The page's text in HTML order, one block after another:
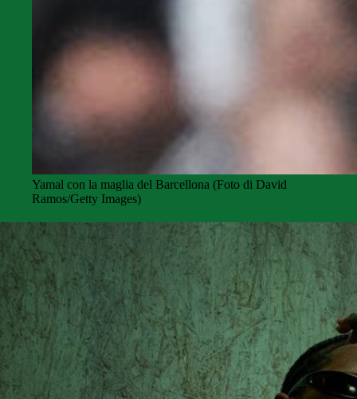
Yamal con la maglia del Barcellona (Foto di David
Ramos/Getty Images)